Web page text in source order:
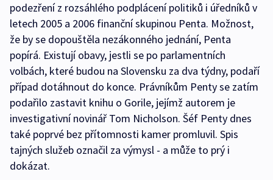
podezření z rozsáhlého podplácení politiků i úředníků v
letech 2005 a 2006 finanční skupinou Penta. Možnost,
že by se dopouštěla nezákonného jednání, Penta
popírá. Existují obavy, jestli se po parlamentních
volbách, které budou na Slovensku za dva týdny, podaří
případ dotáhnout do konce. Právníkům Penty se zatím
podařilo zastavit knihu o Gorile, jejímž autorem je
investigativní novinář Tom Nicholson. Šéf Penty dnes
také poprvé bez přítomnosti kamer promluvil. Spis
tajných služeb označil za výmysl - a může to prý i
dokázat.